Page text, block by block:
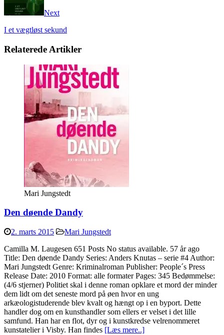
Next
I et vægtløst sekund
Relaterede Artikler
Mari Jungstedt
Den døende Dandy
2. marts 2015
Mari Jungstedt
Camilla M. Laugesen 651 Posts No status available. 57 år ago
Title: Den døende Dandy Series: Anders Knutas – serie #4 Author:
Mari Jungstedt Genre: Kriminalroman Publisher: People´s Press
Release Date: 2010 Format: alle formater Pages: 345 Bedømmelse:
(4/6 stjerner) Politiet skal i denne roman opklare et mord der minder
dem lidt om det seneste mord på øen hvor en ung
arkæologistuderende blev kvalt og hængt op i en byport. Dette
handler dog om en kunsthandler som ellers er velset i det lille
samfund. Han har en flot, dyr og i kunstkredse velrenommeret
kunstatelier i Visby. Han findes [Læs mere..]